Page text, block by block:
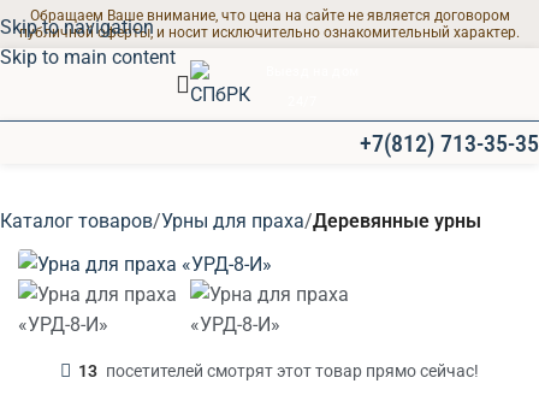
Skip to navigation
Skip to main content
Обращаем Ваше внимание, что цена на сайте не является договором
публичной оферты, и носит исключительно ознакомительный характер.
+7(812) 713-35-35
ПРОЩАЛЬНЫЕ ЗАЛЫ
Современные залы
для траурных
мероприятий
Каталог товаров Урны для праха Деревянные урны
13 посетителей смотрят этот товар прямо сейчас!